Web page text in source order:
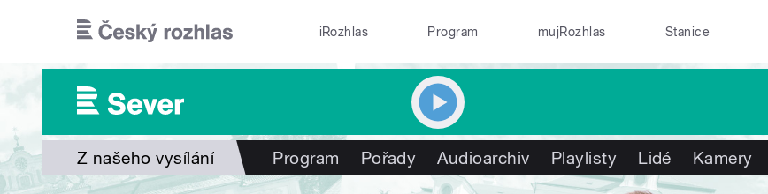
iRozhlas Program mujRozhlas Stanice
Z našeho vysílání Program Pořady Audioarchiv Playlisty Lidé Kamery